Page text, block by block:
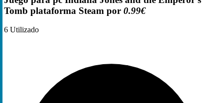
Tomb plataforma Steam por 0.99€
6 Utilizado